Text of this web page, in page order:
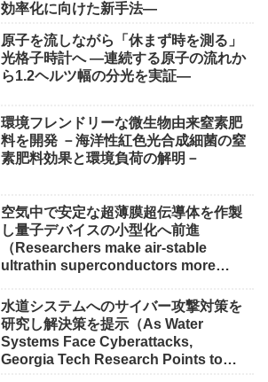
効率化に向けた新手法―
原子を流しながら「休まず時を測る」
光格子時計へ ―連続する原子の流れか
ら1.2ヘルツ幅の分光を実証―
環境フレンドリーな微生物由来窒素肥
料を開発 －海洋性紅色光合成細菌の窒
素肥料効果と環境負荷の解明－
空気中で安定な超薄膜超伝導体を作製
し量子デバイスの小型化へ前進
（Researchers make air-stable
ultrathin superconductors more
水道システムへのサイバー攻撃対策を
研究し解決策を提示（As Water
Systems Face Cyberattacks,
Georgia Tech Research Points to